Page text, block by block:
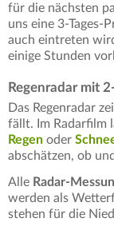
für die nächsten
uns eine 3-Tages-
auch eintreten
einige Stunden
Regenradar mit
Das Regenradar
fällt. Im Radarfilm
Regen oder
abschätzen, ob
Alle Radar-
werden als
stehen für die